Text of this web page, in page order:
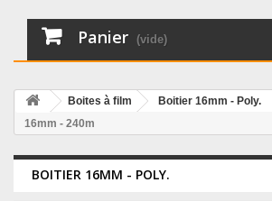
Panier (vide)
Boites à film Boitier 16mm - Poly.
16mm - 240m
BOITIER 16MM - POLY.